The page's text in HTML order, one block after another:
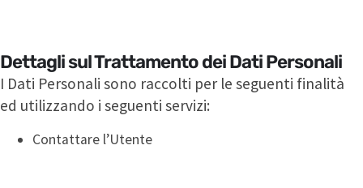
Dettagli sul Trattamento dei Dati Personali
I Dati Personali sono raccolti per le seguenti finalità
ed utilizzando i seguenti servizi:
Contattare l’Utente